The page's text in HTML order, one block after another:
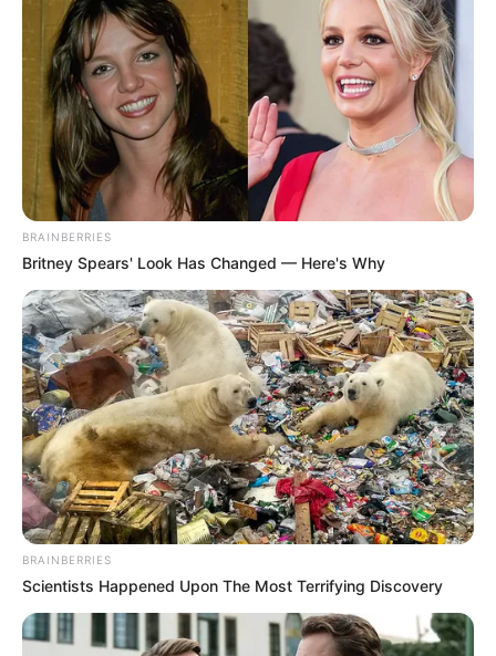
BRAINBERRIES
Britney Spears' Look Has Changed — Here's Why
BRAINBERRIES
Scientists Happened Upon The Most Terrifying Discovery